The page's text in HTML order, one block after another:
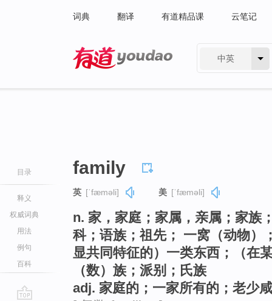
词典 翻译 有道精品课 云笔记
中英
目录
释义
权威词典
用法
例句
百科
family
英 [ˈfæməli] 美 [ˈfæməli]
n. 家，家庭；家属，亲属；家族
科；语族；祖先； 一窝（动物）
显共同特征的）一类东西；（在
（数）族；派别；氏族
adj. 家庭的；一家所有的；老少